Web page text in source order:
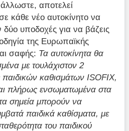
αποτελεί
κάθε νέο αυτοκίνητο να
υποδοχές για να βάζεις
της Ευρωπαϊκής
σαφής: Τα αυτοκίνητα θα
με τουλάχιστον 2
καθισμάτων ISOFIX,
πλήρως ενσωματωμένα στα
σημεία μπορούν να
παιδικά καθίσματα, με
του παιδικού